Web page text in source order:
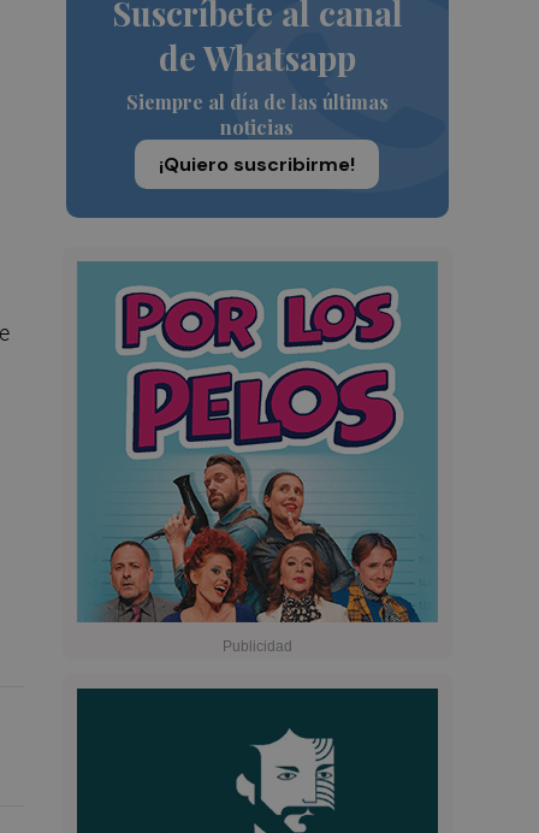
Suscríbete al canal
de Whatsapp
Siempre al día de las últimas
noticias
¡Quiero suscribirme!